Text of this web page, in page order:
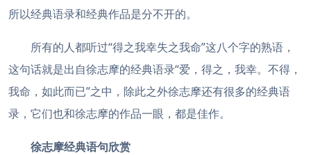
所以经典语录和经典作品是分不开的。
所有的人都听过“得之我幸失之我命”这八个字的熟语，
这句话就是出自徐志摩的经典语录“爱，得之，我幸。不得，
我命，如此而已”之中，除此之外徐志摩还有很多的经典语
录，它们也和徐志摩的作品一眼，都是佳作。
徐志摩经典语句欣赏